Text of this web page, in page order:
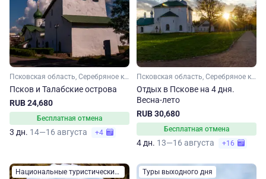
Псковская область, Серебряное кольцо
Псков и Талабские острова
RUB 24,680
Бесплатная отмена
3 дн. 14—16 августа +4
Псковская область, Серебряное кольцо
Отдых в Пскове на 4 дня.
Весна-лето
RUB 30,680
Бесплатная отмена
4 дн. 13—16 августа +16
Национальные туристические маршруты России Туры выходного дня